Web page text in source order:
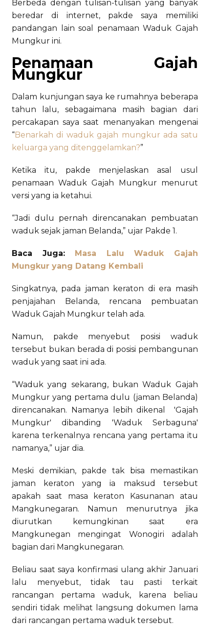
Berbeda dengan tulisan-tulisan yang banyak
beredar di internet, pakde saya memiliki
pandangan lain soal penamaan Waduk Gajah
Mungkur ini.
Penamaan Gajah
Mungkur
Dalam kunjungan saya ke rumahnya beberapa
tahun lalu, sebagaimana masih bagian dari
percakapan saya saat menanyakan mengenai
“Benarkah di waduk gajah mungkur ada satu
keluarga yang ditenggelamkan?”
Ketika itu, pakde menjelaskan asal usul
penamaan Waduk Gajah Mungkur menurut
versi yang ia ketahui.
“Jadi dulu pernah direncanakan pembuatan
waduk sejak jaman Belanda,” ujar Pakde 1.
Baca Juga: Masa Lalu Waduk Gajah
Mungkur yang Datang Kembali
Singkatnya, pada jaman keraton di era masih
penjajahan Belanda, rencana pembuatan
Waduk Gajah Mungkur telah ada.
Namun, pakde menyebut posisi waduk
tersebut bukan berada di posisi pembangunan
waduk yang saat ini ada.
“Waduk yang sekarang, bukan Waduk Gajah
Mungkur yang pertama dulu (jaman Belanda)
direncanakan. Namanya lebih dikenal 'Gajah
Mungkur' dibanding 'Waduk Serbaguna'
karena terkenalnya rencana yang pertama itu
namanya,” ujar dia.
Meski demikian, pakde tak bisa memastikan
jaman keraton yang ia maksud tersebut
apakah saat masa keraton Kasunanan atau
Mangkunegaran. Namun menurutnya jika
diurutkan kemungkinan saat era
Mangkunegan mengingat Wonogiri adalah
bagian dari Mangkunegaran.
Beliau saat saya konfirmasi ulang akhir Januari
lalu menyebut, tidak tau pasti terkait
rancangan pertama waduk, karena beliau
sendiri tidak melihat langsung dokumen lama
dari rancangan pertama waduk tersebut.